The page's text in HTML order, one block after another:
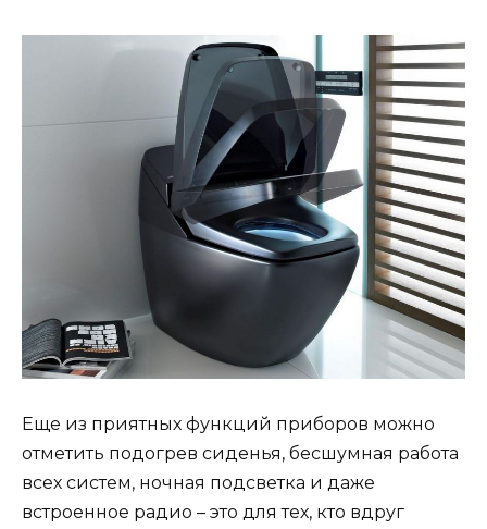
Еще из приятных функций приборов можно
отметить подогрев сиденья, бесшумная работа
всех систем, ночная подсветка и даже
встроенное радио – это для тех, кто вдруг